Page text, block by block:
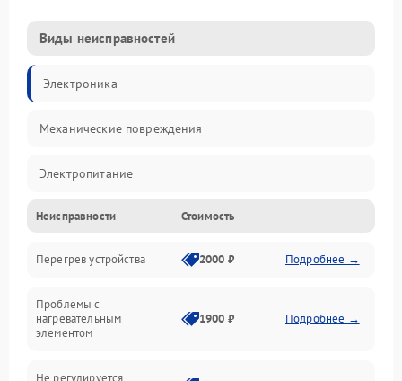
Виды неисправностей
Электроника
Механические повреждения
Электропитание
Парообразование
Герметичность
Механика
Неисправности Стоимость
Перегрев устройства 2000 ₽ Подробнее →
Проблемы с
нагревательным
элементом
1900 ₽ Подробнее →
Не регулируется